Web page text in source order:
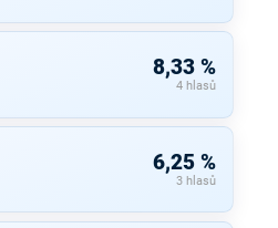
8,33 %
4 hlasů
6,25 %
3 hlasů